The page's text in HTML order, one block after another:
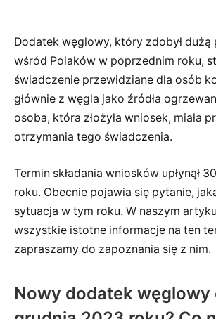
Dodatek węglowy, który zdobył dużą
wśród Polaków w poprzednim roku,
świadczenie przewidziane dla osób
głównie z węgla jako źródła
osoba, która złożyła wniosek, miała
otrzymania tego świadczenia.
Termin składania wniosków upłynął
roku. Obecnie pojawia się pytanie,
sytuacja w tym roku. W naszym
wszystkie istotne informacje na ten
zapraszamy do zapoznania się z nim.
Nowy dodatek węglowy